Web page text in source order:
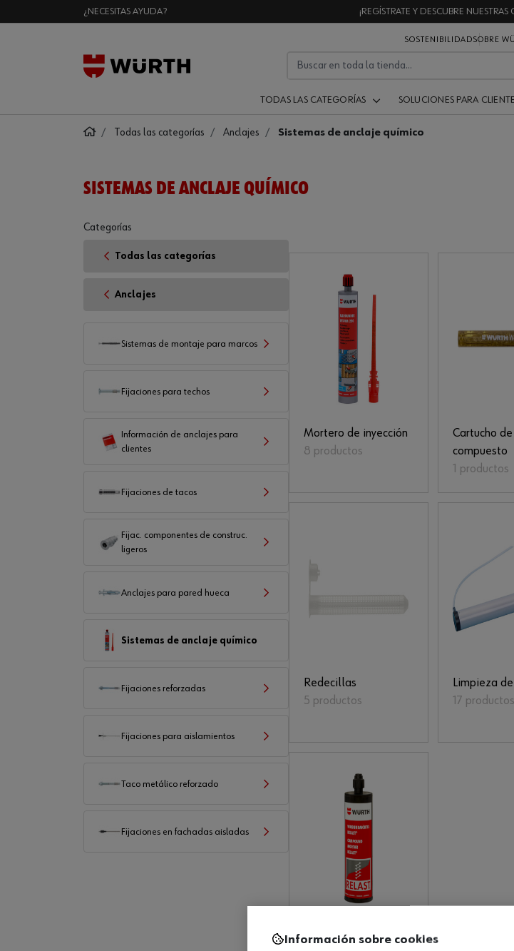
¿NECESITAS AYUDA? ¡REGÍSTRATE Y DESCUBRE NUESTRAS
SOSTENIBILIDADSOBRE
TODAS LAS CATEGORÍAS SOLUCIONES PARA
Todas las categorías Anclajes Sistemas de anclaje químico
SISTEMAS DE ANCLAJE QUÍMICO
Categorías
Todas las categorías
Anclajes
Sistemas de montaje para marcos
Fijaciones para techos
Información de anclajes para
clientes
Fijaciones de tacos
Fijac. componentes de construc.
ligeros
Anclajes para pared hueca
Sistemas de anclaje químico
Fijaciones reforzadas
Fijaciones para aislamientos
Taco metálico reforzado
Fijaciones en fachadas aisladas
Mortero de inyección
8 productos
Cartucho
compuesto
1 productos
Redecillas
5 productos
Limpieza
17 productos
Building
Información sobre cookies